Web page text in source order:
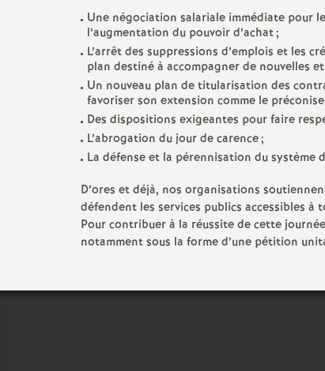
Une négociation salariale immédiate pour
l’augmentation du pouvoir d’achat;
L’arrêt des suppressions d’emplois et les
plan destiné à accompagner de nouvelles
Un nouveau plan de titularisation des
favoriser son extension comme le
Des dispositions exigeantes pour faire
L’abrogation du jour de carence;
La défense et la pérennisation du
D’ores et déjà, nos organisations
défendent les services publics accessibles
Pour contribuer à la réussite de cette
notamment sous la forme d’une pétition